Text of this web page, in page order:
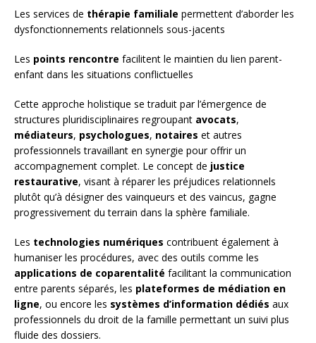
Les services de thérapie familiale permettent d’aborder les
dysfonctionnements relationnels sous-jacents
Les points rencontre facilitent le maintien du lien parent-
enfant dans les situations conflictuelles
Cette approche holistique se traduit par l’émergence de
structures pluridisciplinaires regroupant avocats,
médiateurs, psychologues, notaires et autres
professionnels travaillant en synergie pour offrir un
accompagnement complet. Le concept de justice
restaurative, visant à réparer les préjudices relationnels
plutôt qu’à désigner des vainqueurs et des vaincus, gagne
progressivement du terrain dans la sphère familiale.
Les technologies numériques contribuent également à
humaniser les procédures, avec des outils comme les
applications de coparentalité facilitant la communication
entre parents séparés, les plateformes de médiation en
ligne, ou encore les systèmes d’information dédiés aux
professionnels du droit de la famille permettant un suivi plus
fluide des dossiers.